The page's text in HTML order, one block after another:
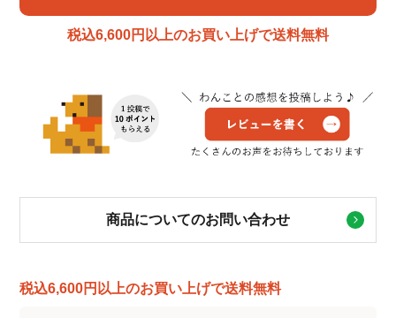
税込6,600円以上のお買い上げで送料無料
商品についてのお問い合わせ
税込6,600円以上のお買い上げで送料無料